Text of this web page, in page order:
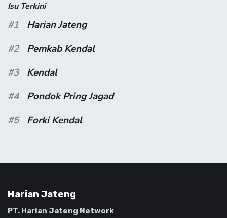
Isu Terkini
#1
Harian Jateng
#2
Pemkab Kendal
#3
Kendal
#4
Pondok Pring Jagad
#5
Forki Kendal
Harian Jateng
PT. Harian Jateng Network